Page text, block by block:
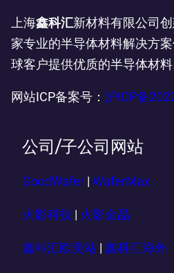
上海鑫科汇新材料有限公司
家专业的半导体材料解决方
球客户提供优质的半导体材料
网站ICP备案号： 沪ICP备
公司/子公司网站
GoodWafer WaferMax
火影科技 火影金晶
鑫科汇欧美站 | 鑫科汇海外